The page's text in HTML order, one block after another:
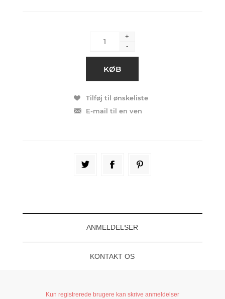
+
-
ANMELDELSER
KONTAKT OS
Kun registrerede brugere kan skrive anmeldelser